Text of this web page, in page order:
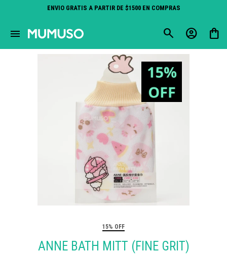
ENVIO GRATIS A PARTIR DE $1500 EN COMPRAS
menu
15% OFF
ANNE BATH MITT (FINE GRIT)
close